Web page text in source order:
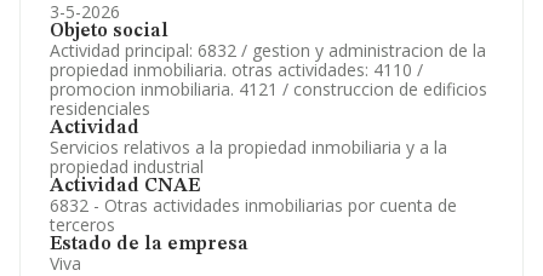
3-5-2026
Objeto social
Actividad principal: 6832 / gestion y administracion de la
propiedad inmobiliaria. otras actividades: 4110 /
promocion inmobiliaria. 4121 / construccion de edificios
residenciales
Actividad
Servicios relativos a la propiedad inmobiliaria y a la
propiedad industrial
Actividad CNAE
6832 - Otras actividades inmobiliarias por cuenta de
terceros
Estado de la empresa
Viva